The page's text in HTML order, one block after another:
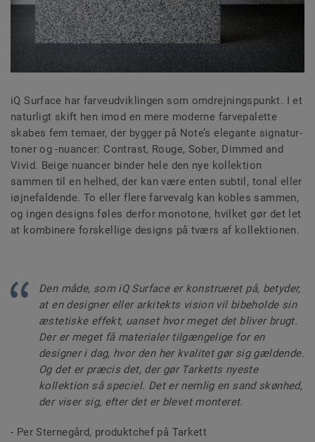
iQ Surface har farveudviklingen som omdrejningspunkt. I et
naturligt skift hen imod en mere moderne farvepalette
skabes fem temaer, der bygger på Note’s elegante signatur-
toner og -nuancer: Contrast, Rouge, Sober, Dimmed and
Vivid. Beige nuancer binder hele den nye kollektion
sammen til en helhed, der kan være enten subtil, tonal eller
iøjnefaldende. To eller flere farvevalg kan kobles sammen,
og ingen designs føles derfor monotone, hvilket gør det let
at kombinere forskellige designs på tværs af kollektionen.
Den måde, som iQ Surface er konstrueret på, betyder,
at en designer eller arkitekts vision vil bibeholde sin
æstetiske effekt, uanset hvor meget det bliver brugt.
Der er meget få materialer tilgængelige for en
designer i dag, hvor den her kvalitet gør sig gældende.
Og det er præcis det, der gør Tarketts nyeste
kollektion så speciel. Det er nemlig en sand skønhed,
der viser sig, efter det er blevet monteret.
- Per Sternegård, produktchef på Tarkett